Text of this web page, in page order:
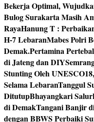
Bekerja Optimal,
Bulog Surakarta Masih
RayaHanung T :
H-7 LebaranMabes Polri
Demak.Pertamina
di Jateng dan DIY
Stunting Oleh UNESCO
Selama LebaranTanggul
DitutupBhayangkari
di DemakTangani Banjir
dengan BBWS Perbaiki